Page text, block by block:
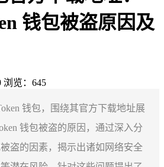
钱包被盗原因及
浏览：645
钱包，围绕其官方下载地址展
钱包被盗的原因，通过深入分
盗的因素，揭示出诸如网络安全